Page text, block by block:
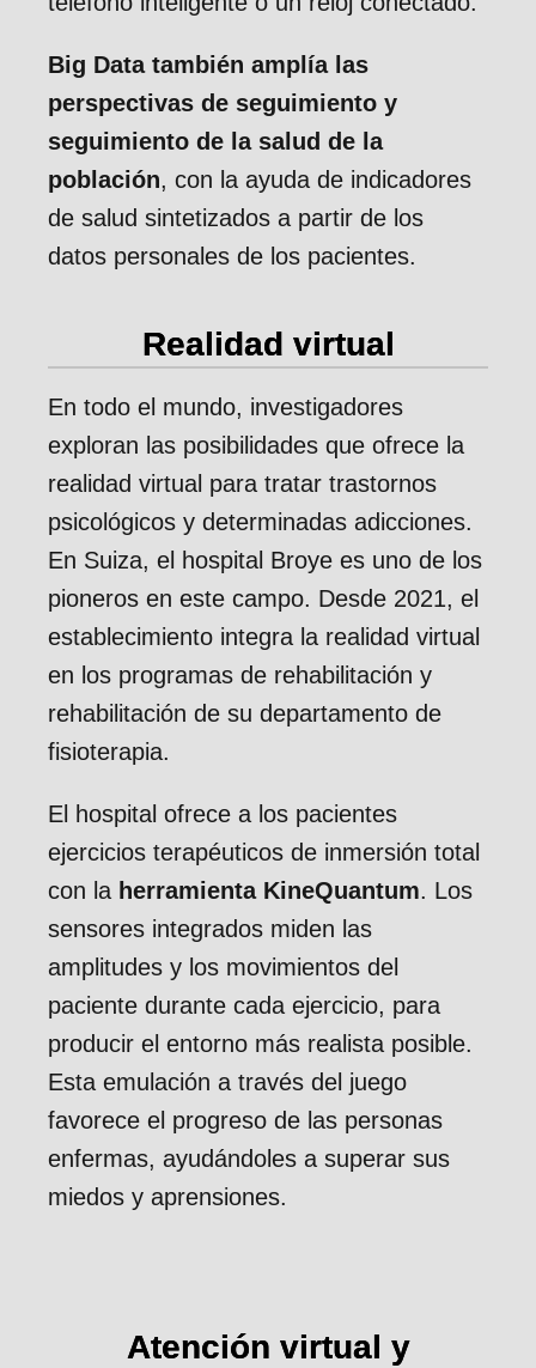
Big Data también amplía las
perspectivas de seguimiento y
seguimiento de la salud de la
población, con la ayuda de indicadores
de salud sintetizados a partir de los
datos personales de los pacientes.
Realidad virtual
En todo el mundo, investigadores
exploran las posibilidades que ofrece la
realidad virtual para tratar trastornos
psicológicos y determinadas adicciones.
En Suiza, el hospital Broye es uno de los
pioneros en este campo. Desde 2021, el
establecimiento integra la realidad virtual
en los programas de rehabilitación y
rehabilitación de su departamento de
fisioterapia.
El hospital ofrece a los pacientes
ejercicios terapéuticos de inmersión total
con la herramienta KineQuantum. Los
sensores integrados miden las
amplitudes y los movimientos del
paciente durante cada ejercicio, para
producir el entorno más realista posible.
Esta emulación a través del juego
favorece el progreso de las personas
enfermas, ayudándoles a superar sus
miedos y aprensiones.
Atención virtual y